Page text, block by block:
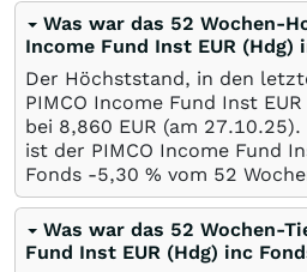
Was war das 52 Wochen-
Income Fund Inst EUR (Hdg)
Der Höchststand, in den
PIMCO Income Fund Inst
bei 8,860 EUR (am 27.10.25).
ist der PIMCO Income Fund
Fonds -5,30 % vom 52
Was war das 52 Wochen-
Fund Inst EUR (Hdg) inc